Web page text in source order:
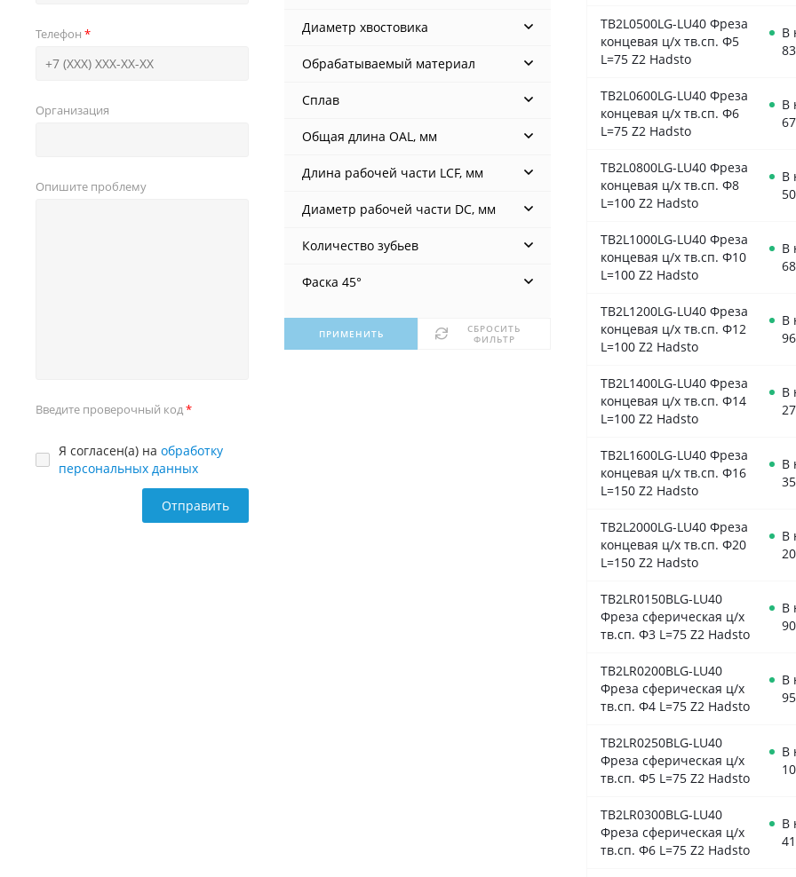
Телефон
Организация
Опишите проблему
Введите проверочный код
Я согласен(а) на обработку
персональных данных
Диаметр хвостовика
Обрабатываемый материал
Сплав
Общая длина OAL, мм
Длина рабочей части LCF, мм
Диаметр рабочей части DC, мм
Количество зубьев
Фаска 45°
ПРИМЕНИТЬ
СБРОСИТЬ
ФИЛЬТР
TB2L0500LG-LU40 Фреза
концевая ц/х тв.сп. Ф5
L=75 Z2 Hadsto
В
83
TB2L0600LG-LU40 Фреза
концевая ц/х тв.сп. Ф6
L=75 Z2 Hadsto
В
67
TB2L0800LG-LU40 Фреза
концевая ц/х тв.сп. Ф8
L=100 Z2 Hadsto
В
50
TB2L1000LG-LU40 Фреза
концевая ц/х тв.сп. Ф10
L=100 Z2 Hadsto
В
68
TB2L1200LG-LU40 Фреза
концевая ц/х тв.сп. Ф12
L=100 Z2 Hadsto
В
96
TB2L1400LG-LU40 Фреза
концевая ц/х тв.сп. Ф14
L=100 Z2 Hadsto
В
27
TB2L1600LG-LU40 Фреза
концевая ц/х тв.сп. Ф16
L=150 Z2 Hadsto
В
35
TB2L2000LG-LU40 Фреза
концевая ц/х тв.сп. Ф20
L=150 Z2 Hadsto
В
20
TB2LR0150BLG-LU40
Фреза сферическая ц/х
тв.сп. Ф3 L=75 Z2 Hadsto
В
90
TB2LR0200BLG-LU40
Фреза сферическая ц/х
тв.сп. Ф4 L=75 Z2 Hadsto
В
95
TB2LR0250BLG-LU40
Фреза сферическая ц/х
тв.сп. Ф5 L=75 Z2 Hadsto
В
TB2LR0300BLG-LU40
Фреза сферическая ц/х
тв.сп. Ф6 L=75 Z2 Hadsto
В
41